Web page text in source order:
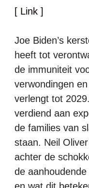
[ Link ]
Joe Biden’s
heeft tot
de immuniteit
verwondingen
verlengt tot
verdiend aan
de families van
staan. Neil
achter de
de